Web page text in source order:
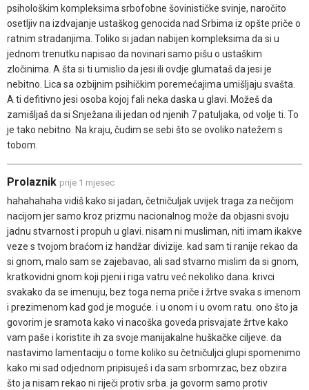
psihološkim kompleksima srbofobne šovinističke svinje, naročito
osetljiv na izdvajanje ustaškog genocida nad Srbima iz opšte priče o
ratnim stradanjima. Toliko si jadan nabijen kompleksima da si u
jednom trenutku napisao da novinari samo pišu o ustaškim
zločinima. A šta si ti umislio da jesi ili ovdje glumataš da jesi je
nebitno. Lica sa ozbijnim psihičkim poremećajima umišljaju svašta.
A ti defitivno jesi osoba kojoj fali neka daska u glavi. Možeš da
zamišljaš da si Snježana ili jedan od njenih 7 patuljaka, od volje ti. To
je tako nebitno. Na kraju, čudim se sebi što se ovoliko natežem s
tobom.
Prolaznik prije 1 mjesec
hahahahaha vidiš kako si jadan, četničuljak uvijek traga za nečijom
nacijom jer samo kroz prizmu nacionalnog može da objasni svoju
jadnu stvarnost i propuh u glavi. nisam ni musliman, niti imam ikakve
veze s tvojom braćom iz handžar divizije. kad sam ti ranije rekao da
si gnom, malo sam se zajebavao, ali sad stvarno mislim da si gnom,
kratkovidni gnom koji pjeni i riga vatru već nekoliko dana. krivci
svakako da se imenuju, bez toga nema priče i žrtve svaka s imenom
i prezimenom kad god je moguće. i u onom i u ovom ratu. ono što ja
govorim je sramota kako vi nacoška goveda prisvajate žrtve kako
vam paše i koristite ih za svoje manijakalne huškačke ciljeve. da
nastavimo lamentaciju o tome koliko su četničuljci glupi spomenimo
kako mi sad odjednom pripisuješ i da sam srbomrzac, bez obzira
što ja nisam rekao ni riječi protiv srba. ja govorm samo protiv